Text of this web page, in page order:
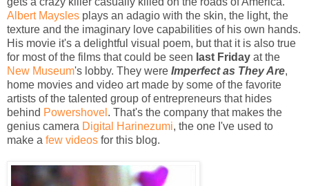
Albert Maysles plays an adagio with the skin, the light, the
texture and the imaginary love capabilities of his own hands.
His movie it's a delightful visual poem, but that it is also true
for most of the films that could be seen last Friday at the
New Museum's lobby. They were Imperfect as They Are,
home movies and video art made by some of the favorite
artists of the talented group of entrepreneurs that hides
behind Powershovel . That's the company that makes the
genius camera Digital Harinezumi, the one I've used to
make a few videos for this blog.